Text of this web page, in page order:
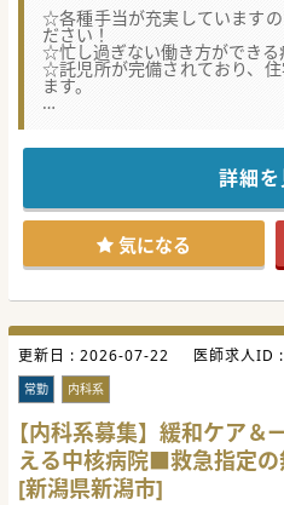
☆各種手当が充実しています
ださい！
☆忙し過ぎない働き方ができる
☆託児所が完備されており、
ます。
関東圏や県外からの新幹線通
またご転居を伴う場合は、引
自然豊かな地域で、ゆったり
めです！
#春入職可 #秋入職可
詳細を
気になる
更新日 : 2026-07-22 医師求人ID :
常勤 内科系
【内科系募集】緩和ケア
える中核病院■救急指定
[新潟県新潟市]